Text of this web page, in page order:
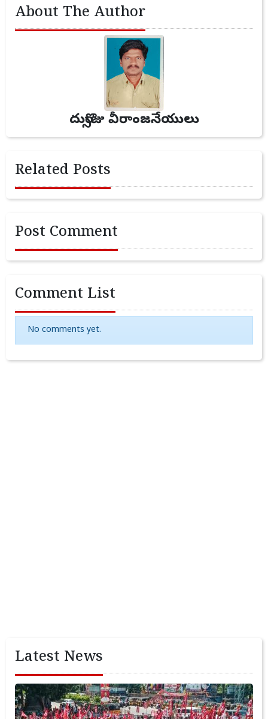
About The Author
దుర్సొజు వీరాంజనేయులు
Related Posts
Post Comment
Comment List
No comments yet.
Latest News